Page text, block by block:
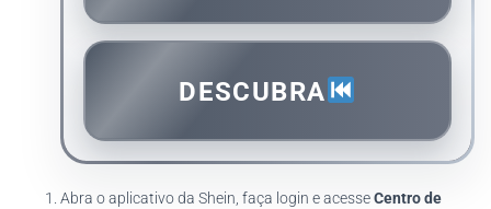
DESCUBRA
Abra o aplicativo da Shein, faça login e acesseCentro de